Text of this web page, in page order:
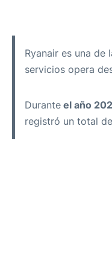
Ryanair es una de
servicios opera
Durante el año
registró un total de